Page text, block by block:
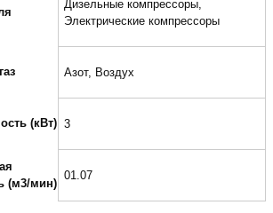
Дизельные компрессоры,
Электрические компрессоры
Азот, Воздух
(кВт) 3
(м3/мин)
01.07